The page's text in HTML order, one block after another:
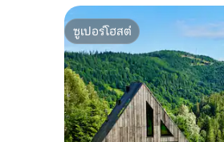
ซูเปอร์โฮสต์
ซูเปอร์โฮสต์